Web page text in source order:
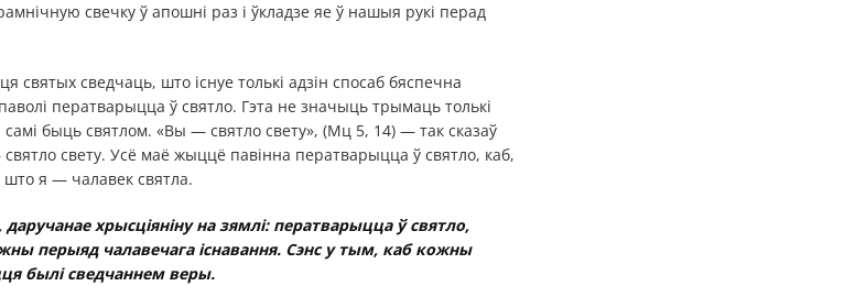
свечку ў апошні раз і ўкладзе яе ў нашыя рукі перад
святых сведчаць, што існуе толькі адзін спосаб бяспечна
ператварыцца ў святло. Гэта не значыць трымаць толькі
быць святлом. «Вы — святло свету», (Мц 5, 14) — так сказаў
свету. Усё маё жыццё павінна ператварыцца ў святло, каб,
што я — чалавек святла.
даручанае хрысціяніну на зямлі: ператварыцца ў святло,
перыяд чалавечага існавання. Сэнс у тым, каб кожны
былі сведчаннем веры.